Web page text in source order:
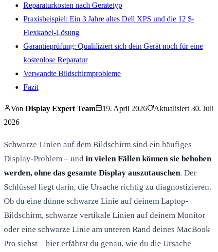
Reparaturkosten nach Gerätetyp
Praxisbeispiel: Ein 3 Jahre altes Dell XPS und die 12 $-
Flexkabel-Lösung
Garantieprüfung: Qualifiziert sich dein Gerät noch für eine
kostenlose Reparatur
Verwandte Bildschirmprobleme
Fazit
Von Display Expert Team 19. April 2026 Aktualisiert 30. Juli
2026
Schwarze Linien auf dem Bildschirm sind ein häufiges
Display-Problem – und in vielen Fällen können sie behoben
werden, ohne das gesamte Display auszutauschen. Der
Schlüssel liegt darin, die Ursache richtig zu diagnostizieren.
Ob du eine dünne schwarze Linie auf deinem Laptop-
Bildschirm, schwarze vertikale Linien auf deinem Monitor
oder eine schwarze Linie am unteren Rand deines MacBook
Pro siehst – hier erfährst du genau, wie du die Ursache